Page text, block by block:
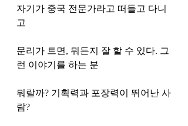
자기가 중국 전문가라고 떠들고 다니
고
문리가 트면, 뭐든지 잘 할 수 있다. 그
런 이야기를 하는 분
뭐랄까? 기획력과 포장력이 뛰어난 사
람?